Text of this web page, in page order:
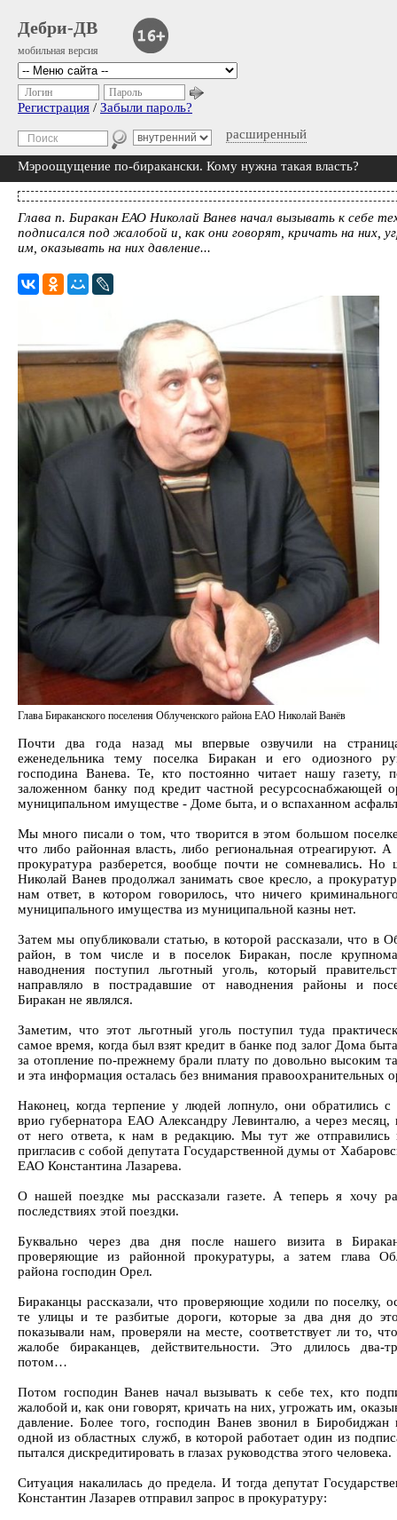
Дебри-ДВ
мобильная версия
расширенный
Логин Пароль
Регистрация / Забыли пароль?
Мэроощущение по-биракански. Кому нужна такая власть?
Глава п. Биракан ЕАО Николай Ванев начал вызывать к себе
подписался под жалобой и, как они говорят, кричать на них,
им, оказывать на них давление...
Глава Бираканского поселения Облученского района ЕАО Николай Ванёв
Почти два года назад мы впервые озвучили на
еженедельника тему поселка Биракан и его одиозного
господина Ванева. Те, кто постоянно читает нашу газету,
заложенном банку под кредит частной ресурсоснабжающей
муниципальном имуществе - Доме быта, и о вспаханном
Мы много писали о том, что творится в этом большом
что либо районная власть, либо региональная отреагируют.
прокуратура разберется, вообще почти не сомневались. Но
Николай Ванев продолжал занимать свое кресло, а
нам ответ, в котором говорилось, что ничего
муниципального имущества из муниципальной казны нет.
Затем мы опубликовали статью, в которой рассказали, что в
район, в том числе и в поселок Биракан, после
наводнения поступил льготный уголь, который
направляло в пострадавшие от наводнения районы и
Биракан не являлся.
Заметим, что этот льготный уголь поступил туда
самое время, когда был взят кредит в банке под залог Дома
за отопление по-прежнему брали плату по довольно высоким
и эта информация осталась без внимания правоохранительных
Наконец, когда терпение у людей лопнуло, они обратились
врио губернатора ЕАО Александру Левинталю, а через месяц,
от него ответа, к нам в редакцию. Мы тут же отправились
пригласив с собой депутата Государственной думы от
ЕАО Константина Лазарева.
О нашей поездке мы рассказали газете. А теперь я хочу
последствиях этой поездки.
Буквально через два дня после нашего визита в
проверяющие из районной прокуратуры, а затем глава
района господин Орел.
Бираканцы рассказали, что проверяющие ходили по поселку,
те улицы и те разбитые дороги, которые за два дня до
показывали нам, проверяли на месте, соответствует ли то,
жалобе бираканцев, действительности. Это длилось
потом…
Потом господин Ванев начал вызывать к себе тех, кто
жалобой и, как они говорят, кричать на них, угрожать им,
давление. Более того, господин Ванев звонил в Биробиджан
одной из областных служб, в которой работает один из
пытался дискредитировать в глазах руководства этого человека.
Ситуация накалилась до предела. И тогда депутат
Константин Лазарев отправил запрос в прокуратуру: